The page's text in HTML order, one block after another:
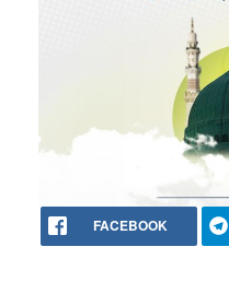
FACEBOOK